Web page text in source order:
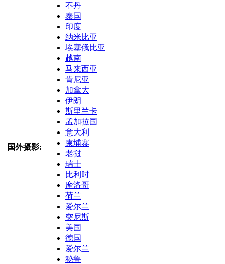
国外摄影:
不丹
泰国
印度
纳米比亚
埃塞俄比亚
越南
马来西亚
肯尼亚
加拿大
伊朗
斯里兰卡
孟加拉国
意大利
柬埔寨
老挝
瑞士
比利时
摩洛哥
荷兰
爱尔兰
突尼斯
美国
德国
爱尔兰
秘鲁